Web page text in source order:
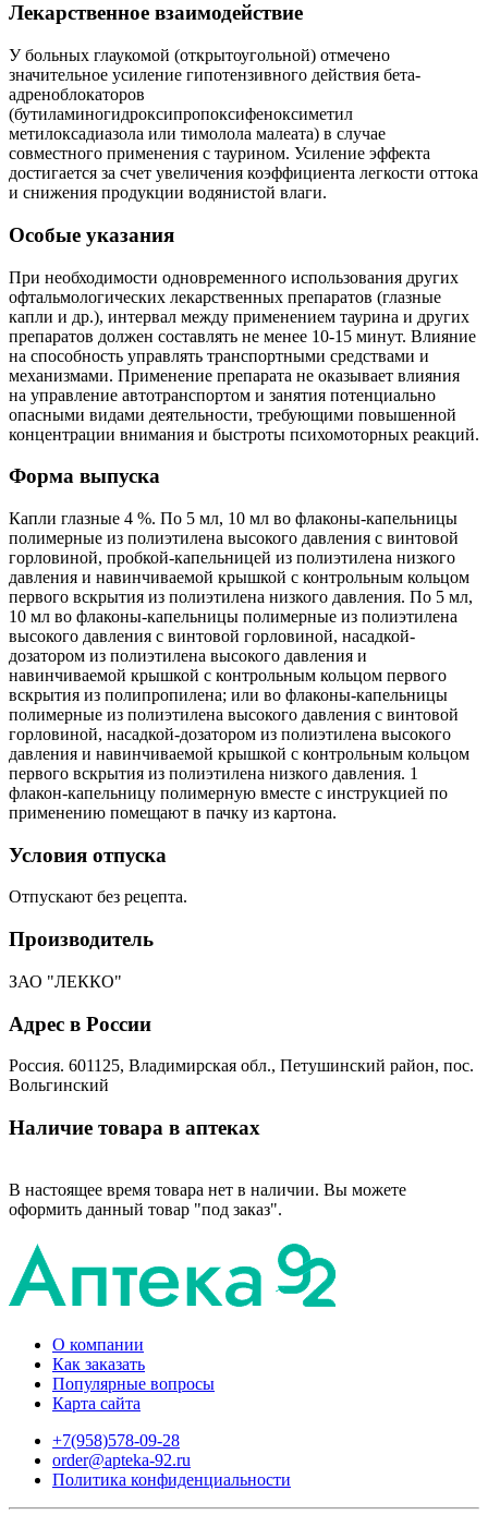
Лекарственное взаимодействие
У больных глаукомой (открытоугольной) отмечено
значительное усиление гипотензивного действия бета-
адреноблокаторов
(бутиламиногидроксипропоксифеноксиметил
метилоксадиазола или тимолола малеата) в случае
совместного применения с таурином. Усиление эффекта
достигается за счет увеличения коэффициента легкости оттока
и снижения продукции водянистой влаги.
Особые указания
При необходимости одновременного использования других
офтальмологических лекарственных препаратов (глазные
капли и др.), интервал между применением таурина и других
препаратов должен составлять не менее 10-15 минут. Влияние
на способность управлять транспортными средствами и
механизмами. Применение препарата не оказывает влияния
на управление автотранспортом и занятия потенциально
опасными видами деятельности, требующими повышенной
концентрации внимания и быстроты психомоторных реакций.
Форма выпуска
Капли глазные 4 %. По 5 мл, 10 мл во флаконы-капельницы
полимерные из полиэтилена высокого давления с винтовой
горловиной, пробкой-капельницей из полиэтилена низкого
давления и навинчиваемой крышкой с контрольным кольцом
первого вскрытия из полиэтилена низкого давления. По 5 мл,
10 мл во флаконы-капельницы полимерные из полиэтилена
высокого давления с винтовой горловиной, насадкой-
дозатором из полиэтилена высокого давления и
навинчиваемой крышкой с контрольным кольцом первого
вскрытия из полипропилена; или во флаконы-капельницы
полимерные из полиэтилена высокого давления с винтовой
горловиной, насадкой-дозатором из полиэтилена высокого
давления и навинчиваемой крышкой с контрольным кольцом
первого вскрытия из полиэтилена низкого давления. 1
флакон-капельницу полимерную вместе с инструкцией по
применению помещают в пачку из картона.
Условия отпуска
Отпускают без рецепта.
Производитель
ЗАО "ЛЕККО"
Адрес в России
Россия. 601125, Владимирская обл., Петушинский район, пос.
Вольгинский
Наличие товара в аптеках
В настоящее время товара нет в наличии. Вы можете
оформить данный товар "под заказ".
О компании
Как заказать
Популярные вопросы
Карта сайта
+7(958)578-09-28
order@apteka-92.ru
Политика конфиденциальности